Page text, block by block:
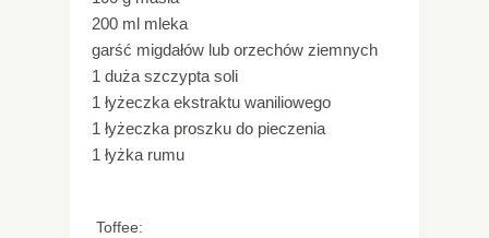
200 ml mleka
garść migdałów lub orzechów ziemnych
1 duża szczypta soli
1 łyżeczka ekstraktu waniliowego
1 łyżeczka proszku do pieczenia
1 łyżka rumu
Toffee: